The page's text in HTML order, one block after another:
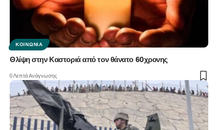
ΚΟΙΝΩΝΊΑ
Θλίψη στην Καστοριά από τον θάνατο 60χρονης
0 Λεπτά Ανάγνωσης